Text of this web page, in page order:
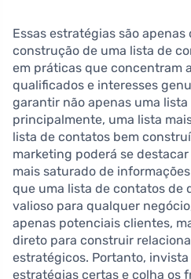
Essas estratégias são apenas
construção de uma lista de
em práticas que concentram
qualificados e interesses
garantir não apenas uma lista
principalmente, uma lista
lista de contatos bem
marketing poderá se
mais saturado de
que uma lista de contatos de
valioso para qualquer
apenas potenciais clientes,
direto para construir
estratégicos. Portanto,
estratégias certas e colha os